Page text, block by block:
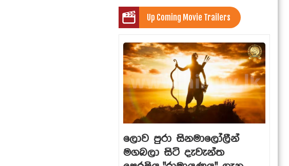
Up Coming Movie Trailers
ලොව පුරා සිනමාලෝලීන්
මගබලා සිටි දැවැන්ත